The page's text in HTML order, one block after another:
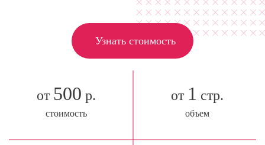
Узнать стоимость
от 500 р.
стоимость
от 1 стр.
объем